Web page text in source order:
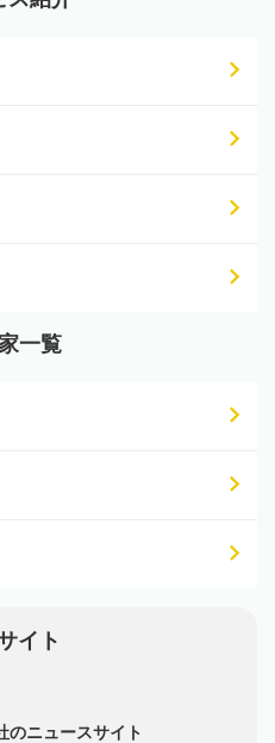
一覧
イト
のニュースサイト